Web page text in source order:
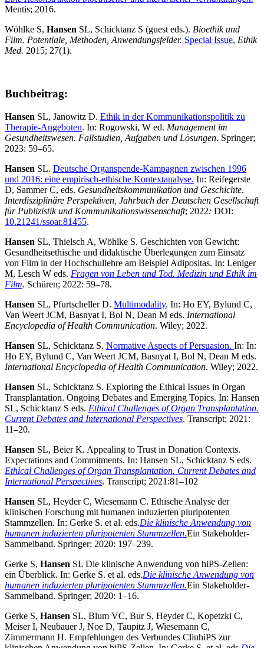
Mentis; 2016.
Wöhlke S, Hansen SL, Schicktanz S (guest eds.). Bioethik und
Film. Potentiale, Methoden, Anwendungsfelder. Special Issue, Ethik
Med. 2015; 27(1).
Buchbeitrag:
Hansen SL, Janowitz D. Ethik in der Kommunikationspolitik zu
Therapie-Angeboten. In: Rogowski, W ed. Management im
Gesundheitswesen. Fallstudien, Aufgaben und Lösungen. Springer;
2023: 59–65.
Hansen SL. Deutsche Organspende-Kampagnen zwischen 1996
und 2016: eine empirisch-ethische Kontextanalyse. In: Reifegerste
D, Sammer C, eds. Gesundheitskommunikation und Geschichte.
Interdisziplinäre Perspektiven, Jahrbuch der Deutschen Gesellschaft
für Publizistik und Kommunikationswissenschaft; 2022: DOI:
10.21241/ssoar.81455.
Hansen SL, Thielsch A, Wöhlke S. Geschichten von Gewicht:
Gesundheitsethische und didaktische Überlegungen zum Einsatz
von Film in der Hochschullehre am Beispiel Adipositas. In: Leniger
M, Lesch W eds. Fragen von Leben und Tod. Medizin und Ethik im
Film. Schüren; 2022: 59–78.
Hansen SL, Pfurtscheller D. Multimodality. In: Ho EY, Bylund C,
Van Weert JCM, Basnyat I, Bol N, Dean M eds. International
Encyclopedia of Health Communication. Wiley; 2022.
Hansen SL, Schicktanz S. Normative Aspects of Persuasion. In: In:
Ho EY, Bylund C, Van Weert JCM, Basnyat I, Bol N, Dean M eds.
International Encyclopedia of Health Communication. Wiley; 2022.
Hansen SL, Schicktanz S. Exploring the Ethical Issues in Organ
Transplantation. Ongoing Debates and Emerging Topics. In: Hansen
SL, Schicktanz S eds. Ethical Challenges of Organ Transplantation.
Current Debates and International Perspectives. Transcript; 2021:
11–20.
Hansen SL, Beier K. Appealing to Trust in Donation Contexts.
Expectations and Commitments. In: Hansen SL, Schicktanz S eds.
Ethical Challenges of Organ Transplantation. Current Debates and
International Perspectives. Transcript; 2021:81–102
Hansen SL, Heyder C, Wiesemann C. Ethische Analyse der
klinischen Forschung mit humanen induzierten pluripotenten
Stammzellen. In: Gerke S. et al. eds.Die klinische Anwendung von
humanen induzierten pluripotenten Stammzellen.Ein Stakeholder-
Sammelband. Springer; 2020: 197–239.
Gerke S, Hansen SL Die klinische Anwendung von hiPS-Zellen:
ein Überblick. In: Gerke S. et al. eds.Die klinische Anwendung von
humanen induzierten pluripotenten Stammzellen.Ein Stakeholder-
Sammelband. Springer; 2020: 1–16.
Gerke S, Hansen SL, Blum VC, Bur S, Heyder C, Kopetzki C,
Meiser I, Neubauer J, Noe D, Taupitz J, Wiesemann C,
Zimmermann H. Empfehlungen des Verbundes ClinhiPS zur